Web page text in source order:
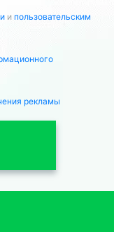
и пользовательским
рекламы